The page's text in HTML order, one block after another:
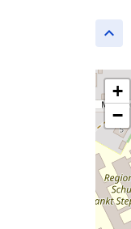
keyboard_arrow_up
+
−